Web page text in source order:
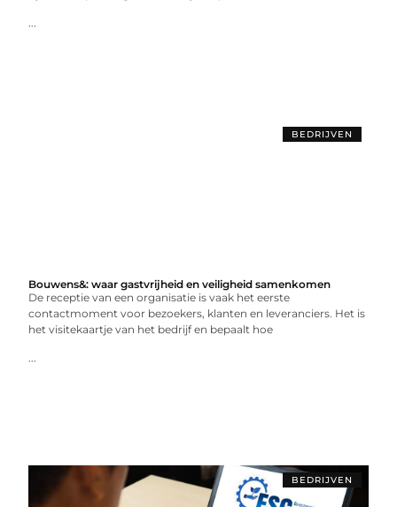
...
BEDRIJVEN
Bouwens&: waar gastvrijheid en veiligheid samenkomen
De receptie van een organisatie is vaak het eerste
contactmoment voor bezoekers, klanten en leveranciers. Het is
het visitekaartje van het bedrijf en bepaalt hoe
...
BEDRIJVEN